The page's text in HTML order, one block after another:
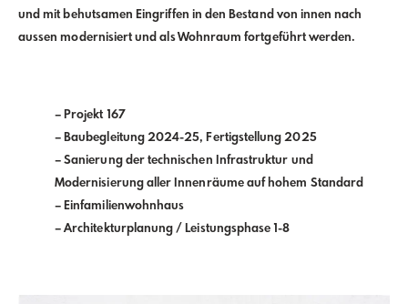
und mit behutsamen Eingriffen in den Bestand von innen nach
aussen modernisiert und als Wohnraum fortgeführt werden.
– Projekt 167
– Baubegleitung 2024-25, Fertigstellung 2025
– Sanierung der technischen Infrastruktur und
Modernisierung aller Innenräume auf hohem Standard
– Einfamilienwohnhaus
– Architekturplanung / Leistungsphase 1-8